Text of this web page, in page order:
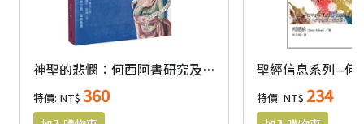
神聖的悲憫：何西阿書研究及註釋
特價: NT$360
聖經信息系列--何
特價: NT$234